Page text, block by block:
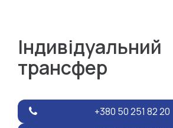
Індивідуальний
трансфер
+380 50 251 82 20